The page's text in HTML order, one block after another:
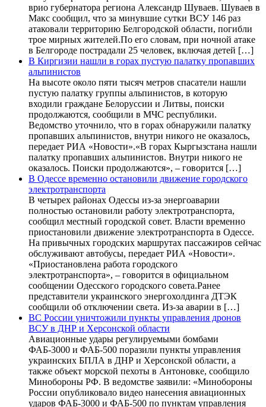
врио губернатора региона Александр Шуваев. Шуваев в
Макс сообщил, что за минувшие сутки ВСУ 146 раз
атаковали территорию Белгородской области, погибли
трое мирных жителей.По его словам, при ночной атаке
в Белгороде пострадали 25 человек, включая детей […]
В Киргизии нашли в горах пустую палатку пропавших
альпинистов
На высоте около пяти тысяч метров спасатели нашли
пустую палатку группы альпинистов, в которую
входили граждане Белоруссии и Литвы, поиски
продолжаются, сообщили в МЧС республики.
Ведомство уточнило, что в горах обнаружили палатку
пропавших альпинистов, внутри никого не оказалось,
передает РИА «Новости».«В горах Кыргызстана нашли
палатку пропавших альпинистов. Внутри никого не
оказалось. Поиски продолжаются», – говорится […]
В Одессе временно остановили движение городского
электротранспорта
В четырех районах Одессы из-за энергоаварии
полностью остановили работу электротранспорта,
сообщил местный городской совет. Власти временно
приостановили движение электротранспорта в Одессе.
На привычных городских маршрутах пассажиров сейчас
обслуживают автобусы, передает РИА «Новости».
«Приостановлена работа городского
электротранспорта», – говорится в официальном
сообщении Одесского городского совета.Ранее
представители украинского энергохолдинга ДТЭК
сообщили об отключении света. Из-за аварии в […]
ВС России уничтожили пункты управления дронов
ВСУ в ДНР и Херсонской области
Авиационные удары регулируемыми бомбами
ФАБ-3000 и ФАБ-500 поразили пункты управления
украинских БПЛА в ДНР и Херсонской области, а
также объект морской пехоты в Антоновке, сообщило
Минобороны РФ. В ведомстве заявили: «Минобороны
России опубликовало видео нанесения авиационных
ударов ФАБ-3000 и ФАБ-500 по пунктам управления